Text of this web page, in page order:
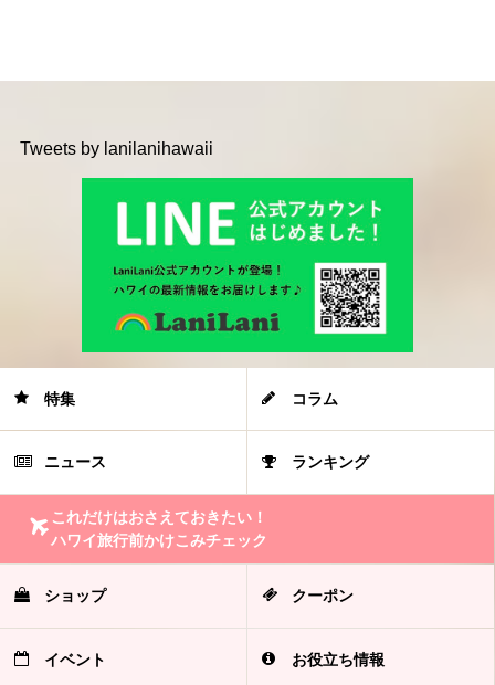
Tweets by lanilanihawaii
特集 コラム
ニュース ランキング
これだけはおさえておきたい！
ハワイ旅行前かけこみチェック
ショップ クーポン
イベント お役立ち情報